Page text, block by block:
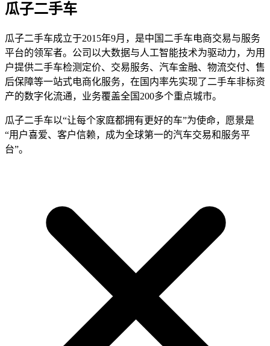
瓜子二手车
瓜子二手车成立于2015年9月，是中国二手车电商交易与服务
平台的领军者。公司以大数据与人工智能技术为驱动力，为用
户提供二手车检测定价、交易服务、汽车金融、物流交付、售
后保障等一站式电商化服务，在国内率先实现了二手车非标资
产的数字化流通，业务覆盖全国200多个重点城市。
瓜子二手车以“让每个家庭都拥有更好的车”为使命，愿景是
“用户喜爱、客户信赖，成为全球第一的汽车交易和服务平
台”。